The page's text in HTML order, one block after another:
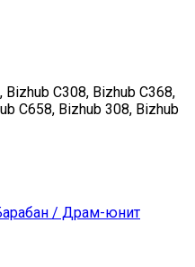
Bizhub C308, Bizhub C368,
C658, Bizhub 308, Bizhub
/ Драм-юнит